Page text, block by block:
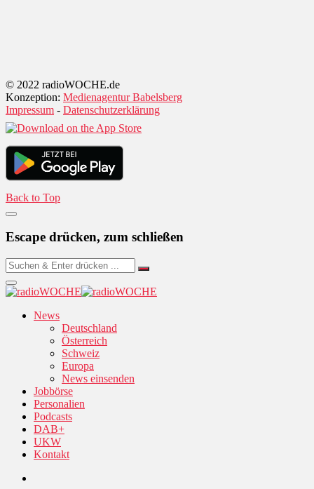
© 2022 radioWOCHE.de
Konzeption: Medienagentur Babelsberg
Impressum - Datenschutzerklärung
Back to Top
Escape drücken, zum schließen
News
Deutschland
Österreich
Schweiz
Europa
News einsenden
Jobbörse
Personalien
Podcasts
DAB+
UKW
Kontakt